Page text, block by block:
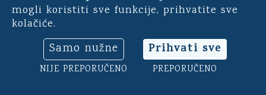
mogli koristiti sve funkcije, prihvatite sve
kolačiće.
Samo nužne
NIJE PREPORUČENO
Prihvati sve
PREPORUČENO
Za mještane Općine Kali -
uključite se u ankete o
općinu. Sudjelujte u
savjetodavnim e-referendumima.
Osim toga, na ovoj aplikaciji